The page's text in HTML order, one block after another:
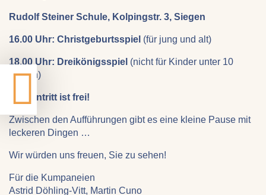
Rudolf Steiner Schule, Kolpingstr. 3, Siegen
16.00 Uhr: Christgeburtsspiel (für jung und alt)
18.00 Uhr: Dreikönigsspiel (nicht für Kinder unter 10
Jahren)
Der Eintritt ist frei!
Zwischen den Aufführungen gibt es eine kleine Pause mit
leckeren Dingen …
Wir würden uns freuen, Sie zu sehen!
Für die Kumpaneien
Astrid Döhling-Vitt, Martin Cuno